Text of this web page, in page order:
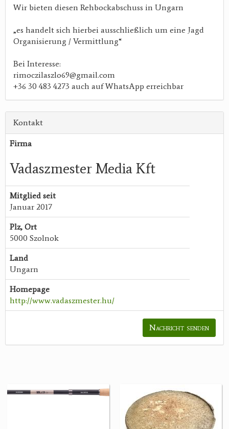
Wir bieten diesen Rehbockabschuss in Ungarn
„es handelt sich hierbei ausschließlich um eine Jagd
Organisierung / Vermittlung“
Bei Interesse:
rimoczilaszlo69@gmail.com
+36 30 483 4273 auch auf WhatsApp erreichbar
Kontakt
Firma
Vadaszmester Media Kft
Mitglied seit
Januar 2017
Plz, Ort
5000 Szolnok
Land
Ungarn
Homepage
http://www.vadaszmester.hu/
Nachricht senden